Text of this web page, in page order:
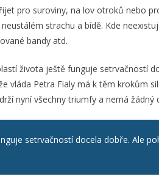
pro suroviny, na lov otroků nebo
strachu a bídě. Kde
bandy atd.
života ještě funguje setrvačností
vláda Petra Fialy má k těm krokům
nyní všechny triumfy a nemá
setrvačností docela dobře. Ale